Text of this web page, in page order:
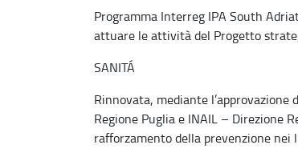
Programma Interreg IPA South
attuare le attività del Progetto
SANITÁ
Rinnovata, mediante
Regione Puglia e INAIL – Direzione
rafforzamento della prevenzione nei